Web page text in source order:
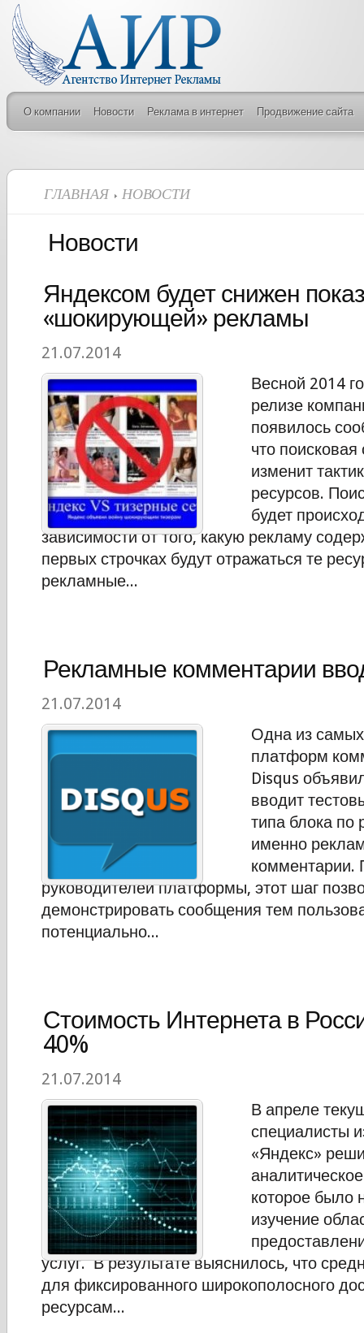
О компании Новости Реклама в интернет Продвижение сайта
ГЛАВНАЯ НОВОСТИ
Новости
Яндексом будет снижен показ
«шокирующей» рекламы
21.07.2014
Весной 2014
релизе
появилось
что
изменит
ресурсов.
будет
зависимости от того, какую рекламу
первых строчках будут отражаться те
рекламные...
Рекламные комментарии
21.07.2014
Одна из
платформ
Disqus
вводит
типа блока по
именно
руководителей платформы, этот шаг
демонстрировать сообщения тем
потенциально...
Стоимость Интернета в
40%
21.07.2014
В апреле
специалисты
«Яндекс»
которое было
изучение
услуг. В результате выяснилось, что
для фиксированного широкополосного
ресурсам...